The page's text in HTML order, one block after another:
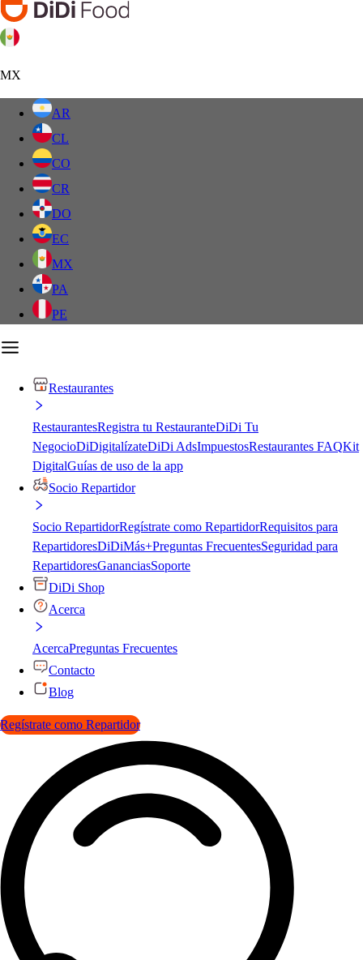
MX
AR
CL
CO
CR
DO
EC
MX
PA
PE
Restaurantes
RestaurantesRegistra tu RestauranteDiDi Tu
NegocioDiDigitalízateDiDi AdsImpuestosRestaurantes FAQKit
DigitalGuías de uso de la app
Socio Repartidor
Socio RepartidorRegístrate como RepartidorRequisitos para
RepartidoresDiDiMás+Preguntas FrecuentesSeguridad para
RepartidoresGananciasSoporte
DiDi Shop
Acerca
AcercaPreguntas Frecuentes
Contacto
Blog
Regístrate como Repartidor